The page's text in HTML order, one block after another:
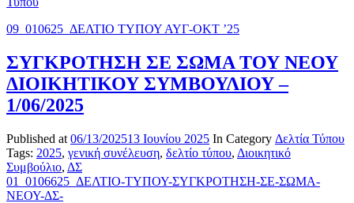
09_010625_ΔΕΛΤΙΟ ΤΥΠΟΥ ΑΥΓ-OKT ’25
ΣΥΓΚΡΟΤΗΣΗ ΣΕ ΣΩΜΑ ΤΟΥ ΝΕΟΥ
ΔΙΟΙΚΗΤΙΚΟΥ ΣΥΜΒΟΥΛΙΟΥ –
1/06/2025
Published at 06/13/202513 Ιουνίου 2025 In Category Δελτία Τύπου
Tags: 2025, γενική συνέλευση, δελτίο τύπου, Διοικητικό
Συμβούλιο, ΔΣ
01_0106625_ΔΕΛΤΙΟ-ΤΥΠΟΥ-ΣΥΓΚΡΟΤΗΣΗ-ΣΕ-ΣΩΜΑ-
ΝΕΟΥ-ΔΣ-